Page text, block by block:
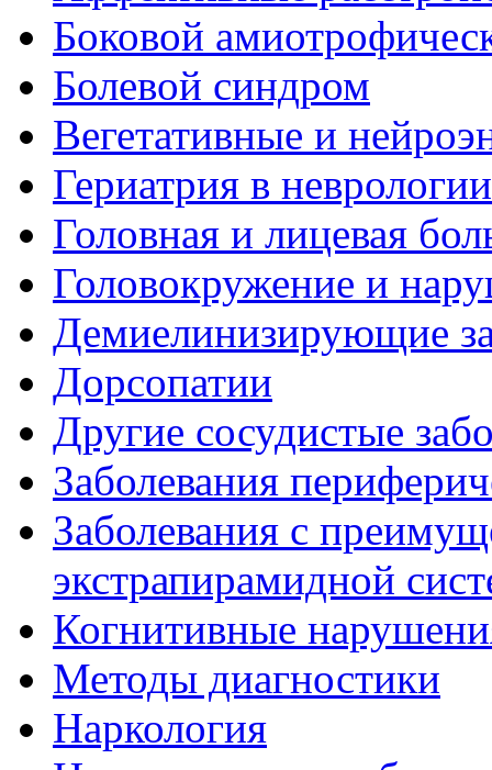
Боковой
Болевой синдром
Вегетативные и
Гериатрия в неврологии
Головная и лицевая
Головокружение и
Демиелинизирующие
Дорсопатии
Другие сосудистые
Заболевания
Заболевания с
экстрапирамидной
Когнитивные
Методы диагностики
Наркология